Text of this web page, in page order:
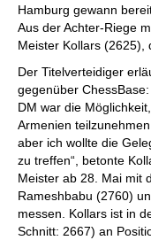
Hamburg gewann
Aus der Achter-Riege
Meister Kollars (2625),
Der Titelverteidiger
gegenüber
DM war die
Armenien
aber ich wollte die
zu treffen“, betonte
Meister ab 28. Mai mit
Rameshbabu (2760)
messen. Kollars ist in
Schnitt: 2667) an